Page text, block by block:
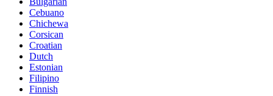
Cebuano
Chichewa
Corsican
Croatian
Dutch
Estonian
Filipino
Finnish